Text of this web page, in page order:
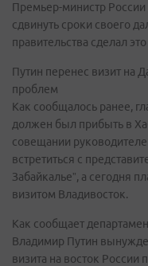
Премьер-министр
сдвинуть сроки своего
правительства сделал
Путин перенес визит на
проблем
Как сообщалось ранее,
должен был прибыть в
совещании
встретиться с
Забайкалье”, а сегодня
визитом Владивосток.
Как сообщает
Владимир Путин
визита на восток